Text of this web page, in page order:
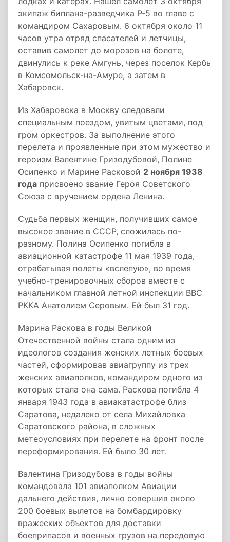
экипаж биплана-разведчика Р-5 во главе с
командиром Сахаровым. 6 октября около 11
часов утра отряд спасателей и летчицы,
оставив самолет до морозов на болоте,
двинулись к реке Амгунь, через поселок Кербь
в Комсомольск-на-Амуре, а затем в
Хабаровск.
Из Хабаровска в Москву следовали
специальным поездом, увитым цветами, под
гром оркестров. За выполнение этого
перелета и проявленные при этом мужество и
героизм Валентине Гризодубовой, Полине
Осипенко и Марине Расковой 2 ноября 1938
года присвоено звание Героя Советского
Союза с вручением ордена Ленина.
Судьба первых женщин, получивших самое
высокое звание в СССР, сложилась по-
разному. Полина Осипенко погибла в
авиационной катастрофе 11 мая 1939 года,
отрабатывая полеты «вслепую», во время
учебно-тренировочных сборов вместе с
начальником главной летной инспекции ВВС
РККА Анатолием Серовым. Ей был 31 год.
Марина Раскова в годы Великой
Отечественной войны стала одним из
идеологов создания женских летных боевых
частей, сформировав авиагруппу из трех
женских авиаполков, командиром одного из
которых стала она сама. Раскова погибла 4
января 1943 года в авиакатастрофе близ
Саратова, недалеко от села Михайловка
Саратовского района, в сложных
метеоусловиях при перелете на фронт после
переформирования. Ей было 30 лет.
Валентина Гризодубова в годы войны
командовала 101 авиаполком Авиации
дальнего действия, лично совершив около
200 боевых вылетов на бомбардировку
вражеских объектов для доставки
боеприпасов и военных грузов на передовую